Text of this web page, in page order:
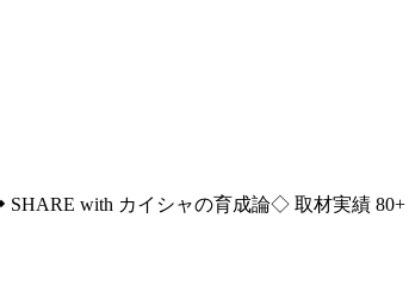
SHARE with カイシャの育成論◇ 取材実績 80+